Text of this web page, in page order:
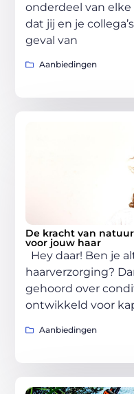
onderdeel van
dat jij en je
geval van
Aanbiedingen
De kracht van
voor jouw haar
Hey daar! Ben je
haarverzorging?
gehoord over
ontwikkeld voor
Aanbiedingen